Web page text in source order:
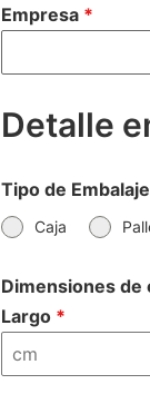
Empresa *
Detalle
Tipo de Embalaje
Caja
Dimensiones de
Largo *